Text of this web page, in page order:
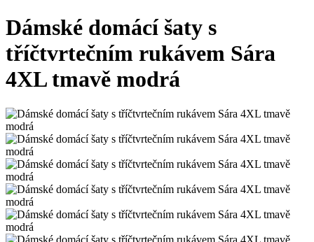
Dámské domácí šaty s
tříčtvrtečním rukávem Sára
4XL tmavě modrá